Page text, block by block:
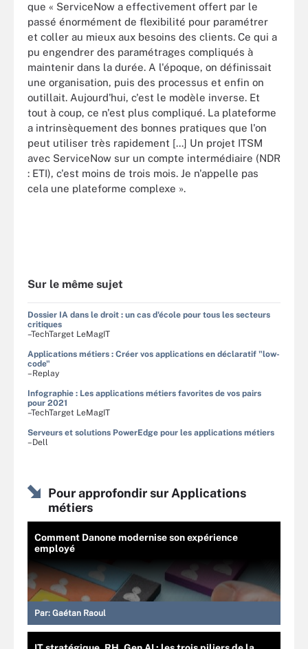
que « ServiceNow a effectivement offert par le
passé énormément de flexibilité pour paramétrer
et coller au mieux aux besoins des clients. Ce qui a
pu engendrer des paramétrages compliqués à
maintenir dans la durée. A l'époque, on définissait
une organisation, puis des processus et enfin on
outillait. Aujourd'hui, c'est le modèle inverse. Et
tout à coup, ce n'est plus compliqué. La plateforme
a intrinsèquement des bonnes pratiques que l'on
peut utiliser très rapidement [...] Un projet ITSM
avec ServiceNow sur un compte intermédiaire (NDR
: ETI), c'est moins de trois mois. Je n'appelle pas
cela une plateforme complexe ».
Sur le même sujet
Dossier IA dans le droit : un cas d'école pour tous les secteurs
critiques
–TechTarget LeMagIT
Applications métiers : Créer vos applications en déclaratif "low-
code"
–Replay
Infographie : Les applications métiers favorites de vos pairs
pour 2021
–TechTarget LeMagIT
Serveurs et solutions PowerEdge pour les applications métiers
–Dell
Pour approfondir sur Applications
métiers
Comment Danone modernise son expérience
employé
Par: Gaétan Raoul